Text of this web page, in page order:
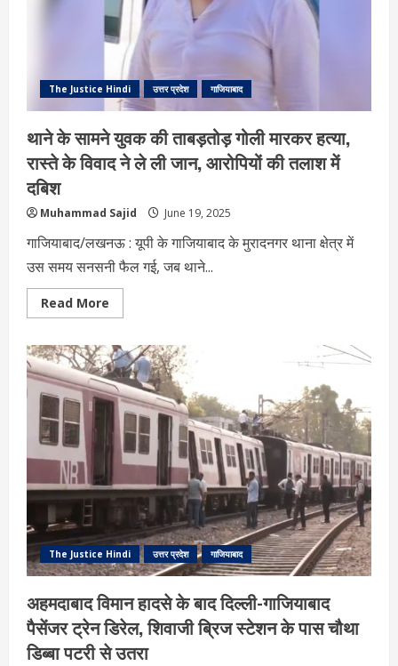
और
गाजियाबाद
में
6
मौत
The Justice Hindi उत्तर प्रदेश गाजियाबाद
थाने के सामने युवक की ताबड़तोड़ गोली मारकर हत्या,
रास्ते के विवाद ने ले ली जान, आरोपियों की तलाश में
दबिश
Muhammad Sajid June 19, 2025
गाजियाबाद/लखनऊ : यूपी के गाजियाबाद के मुरादनगर थाना क्षेत्र में
उस समय सनसनी फैल गई, जब थाने...
Read More
more
के
सामने
युवक
की
ताबड़तोड़
गोली
मारकर
हत्या,
रास्ते
ने
ले
ली
जान,
आरोपियों
की
तलाश
में
The Justice Hindi उत्तर प्रदेश गाजियाबाद
अहमदाबाद विमान हादसे के बाद दिल्ली-गाजियाबाद
पैसेंजर ट्रेन डिरेल, शिवाजी ब्रिज स्टेशन के पास चौथा
डिब्बा पटरी से उतरा